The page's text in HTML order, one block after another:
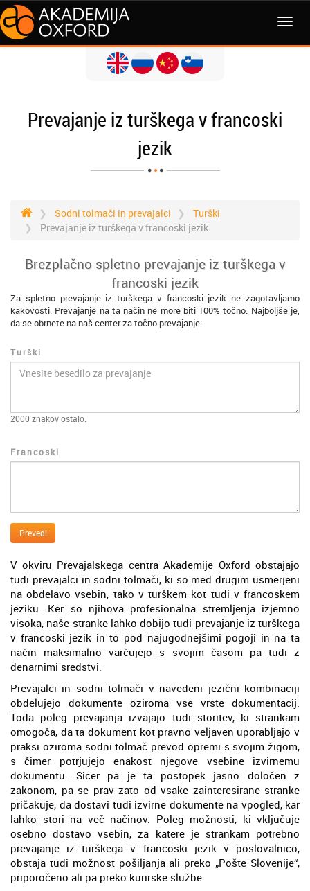
MENI
Prevajanje iz turškega v francoski
jezik
Sodni tolmači in prevajalci
Turški
Prevajanje iz turškega v francoski jezik
Brezplačno spletno prevajanje iz turškega v
francoski jezik
Za spletno prevajanje iz turškega v francoski jezik ne zagotavljamo
kakovosti. Prevajanje na ta način ne more biti 100% točno. Najboljše je,
da se obrnete na naš center za točno prevajanje.
Turški
2000 znakov ostalo.
Francoski
Prevedi
V okviru Prevajalskega centra Akademije Oxford obstajajo
tudi prevajalci in sodni tolmači, ki so med drugim usmerjeni
na obdelavo vsebin, tako v turškem kot tudi v francoskem
jeziku. Ker so njihova profesionalna stremljenja izjemno
visoka, naše stranke lahko dobijo tudi prevajanje iz turškega
v francoski jezik in to pod najugodnejšimi pogoji in na ta
način maksimalno varčujejo s svojim časom pa tudi z
denarnimi sredstvi.
Prevajalci in sodni tolmači v navedeni jezični kombinaciji
obdelujejo dokumente oziroma vse vrste dokumentacij.
Toda poleg prevajanja izvajajo tudi storitev, ki strankam
omogoča, da ta dokument kot pravno veljaven uporabljajo v
praksi oziroma sodni tolmač prevod opremi s svojim žigom,
s čimer potrjujejo enakost njegove vsebine izvirnemu
dokumentu. Sicer pa je ta postopek jasno določen z
zakonom, pa se prav zato od vsake zainteresirane stranke
pričakuje, da dostavi tudi izvirne dokumente na vpogled, kar
lahko stori na več načinov. Poleg možnosti, ki vključuje
osebno dostavo vsebin, za katere je strankam potrebno
prevajanje iz turškega v francoski jezik v poslovalnico,
obstaja tudi možnost pošiljanja ali preko „Pošte Slovenije“,
priporočeno ali pa preko kurirske službe.